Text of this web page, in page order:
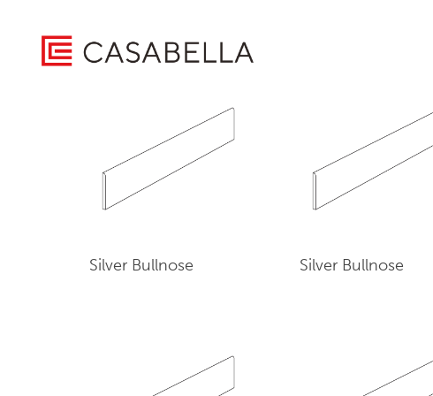
Showing all 6 results
Silver Bullnose Silver Bullnose